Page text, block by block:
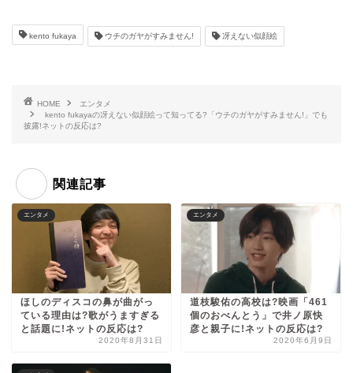
kento fukaya ウチのガヤがすみません! 冴えない似顔絵
HOME
エンタメ
kento fukayaの冴えない似顔絵って知ってる?「ウチのガヤがすみません!」でも
披露!ネットの反応は?
関連記事
エンタメ
ほしのディスコの鼻が曲がっ
ている理由は?歌がうますぎる
と話題に!ネットの反応は?
2020年8月31日
エンタメ
道枝駿佑の高校は?映画「461
個のおべんとう」で井ノ原快
彦と親子に!ネットの反応は?
2020年6月9日